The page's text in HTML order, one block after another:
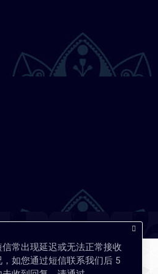
信常出现延迟或无法正常接收
，如您通过短信联系我们后 5